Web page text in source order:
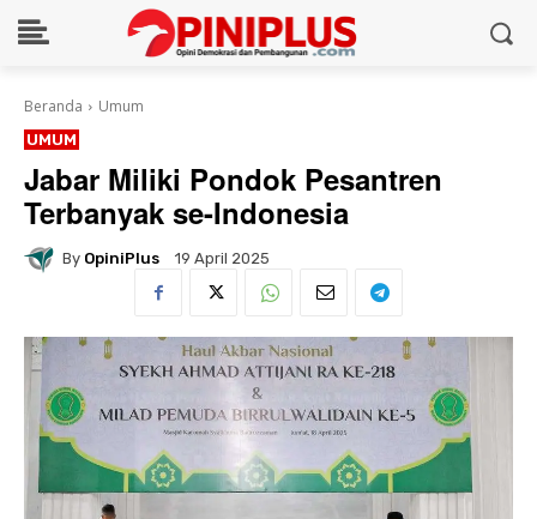
Beranda Umum
UMUM
Jabar Miliki Pondok Pesantren
Terbanyak se-Indonesia
By OpiniPlus 19 April 2025